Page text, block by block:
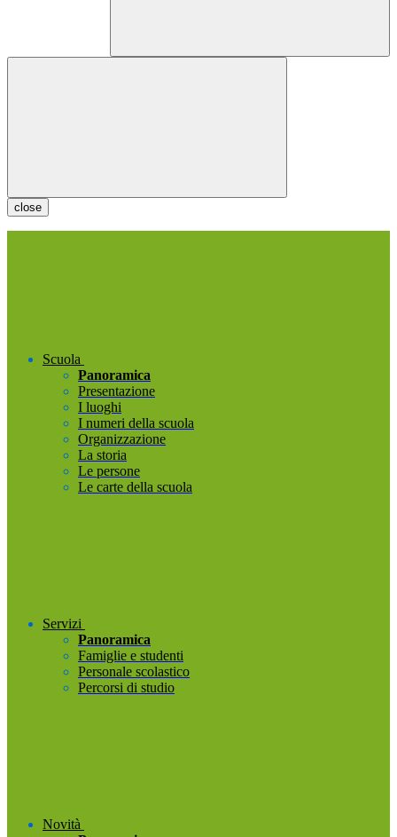
close
Scuola
Panoramica
Presentazione
I luoghi
I numeri della scuola
Organizzazione
La storia
Le persone
Le carte della scuola
Servizi
Panoramica
Famiglie e studenti
Personale scolastico
Percorsi di studio
Novità